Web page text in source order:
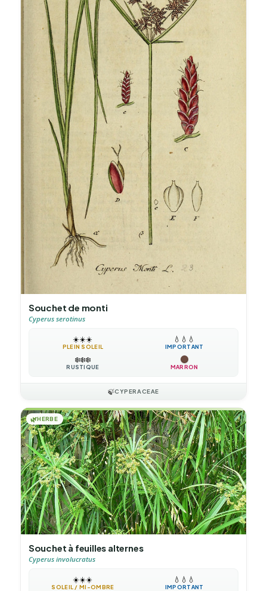
Souchet de monti
Cyperus serotinus
☀️☀️☀️
PLEIN SOLEIL
💧 💧 💧
IMPORTANT
❄️❄️❄️
RUSTIQUE MARRON
🍃CYPERACEAE
🌿HERBE
Souchet à feuilles alternes
Cyperus involucratus
☀️☀️☀️
SOLEIL / MI-OMBRE
💧 💧 💧
IMPORTANT